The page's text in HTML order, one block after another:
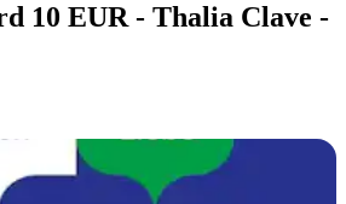
10 EUR - Thalia Clave -